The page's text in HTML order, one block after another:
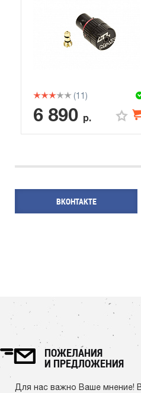
(11)
6 890 р.
ВКОНТАКТЕ
ПОЖЕЛАНИЯ
И ПРЕДЛОЖЕНИЯ
Для нас важно Ваше мнение!